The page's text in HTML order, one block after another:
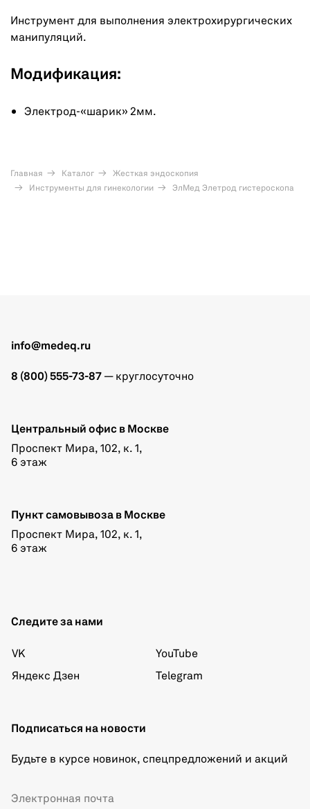
Инструмент для выполнения электрохирургических
манипуляций.
Модификация:
Электрод-«шарик» 2мм.
Главная Каталог
Жесткая эндоскопия
Инструменты для гинекологии
ЭлМед Элетрод гистероскопа
info@medeq.ru
8 (800) 555-73-87 — круглосуточно
Центральный офис в Москве
Проспект Мира, 102, к. 1,
6 этаж
Пункт самовывоза в Москве
Проспект Мира, 102, к. 1,
6 этаж
Следите за нами
VK
Яндекс Дзен
YouTube
Telegram
Подписаться на новости
Будьте в курсе новинок, спецпредложений и акций